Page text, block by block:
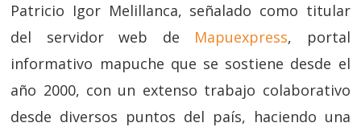
Patricio Igor Melillanca, señalado como titular
del servidor web de Mapuexpress, portal
informativo mapuche que se sostiene desde el
año 2000, con un extenso trabajo colaborativo
desde diversos puntos del país, haciendo una